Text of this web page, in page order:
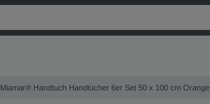
Miamar® Handtuch Handtücher 6er Set 50 x 100 cm Orange